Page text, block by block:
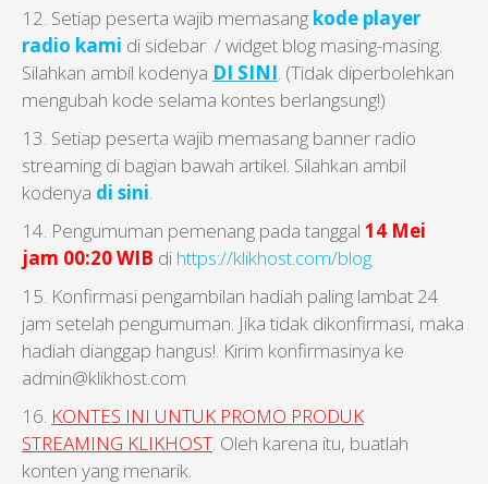
12. Setiap peserta wajib memasang kode player
radio kami di sidebar / widget blog masing-masing.
Silahkan ambil kodenya DI SINI. (Tidak diperbolehkan
mengubah kode selama kontes berlangsung!)
13. Setiap peserta wajib memasang banner radio
streaming di bagian bawah artikel. Silahkan ambil
kodenya di sini.
14. Pengumuman pemenang pada tanggal 14 Mei
jam 00:20 WIB di https://klikhost.com/blog
15. Konfirmasi pengambilan hadiah paling lambat 24
jam setelah pengumuman. Jika tidak dikonfirmasi, maka
hadiah dianggap hangus!. Kirim konfirmasinya ke
admin@klikhost.com
16. KONTES INI UNTUK PROMO PRODUK
STREAMING KLIKHOST. Oleh karena itu, buatlah
konten yang menarik.